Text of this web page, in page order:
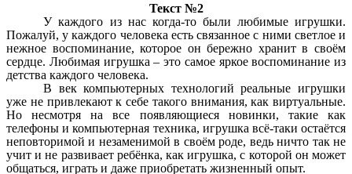
Текст №2
У каждого из нас когда-то были любимые игрушки.
Пожалуй, у каждого человека есть связанное с ними светлое и
нежное воспоминание, которое он бережно хранит в своём
сердце. Любимая игрушка – это самое яркое воспоминание из
детства каждого человека.
В век компьютерных технологий реальные игрушки
уже не привлекают к себе такого внимания, как виртуальные.
Но несмотря на все появляющиеся новинки, такие как
телефоны и компьютерная техника, игрушка всё-таки остаётся
неповторимой и незаменимой в своём роде, ведь ничто так не
учит и не развивает ребёнка, как игрушка, с которой он может
общаться, играть и даже приобретать жизненный опыт.